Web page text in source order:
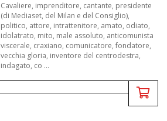
Cavaliere, imprenditore, cantante, presidente
(di Mediaset, del Milan e del Consiglio),
politico, attore, intrattenitore, amato, odiato,
idolatrato, mito, male assoluto, anticomunista
viscerale, craxiano, comunicatore, fondatore,
vecchia gloria, inventore del centrodestra,
indagato, co ...